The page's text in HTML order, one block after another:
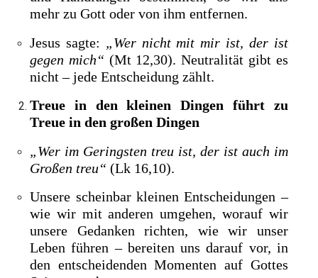
mehr zu Gott oder von ihm entfernen.
Jesus sagte: „Wer nicht mit mir ist, der ist
gegen mich“ (Mt 12,30). Neutralität gibt es
nicht – jede Entscheidung zählt.
Treue in den kleinen Dingen führt zu
Treue in den großen Dingen
„Wer im Geringsten treu ist, der ist auch im
Großen treu“ (Lk 16,10).
Unsere scheinbar kleinen Entscheidungen –
wie wir mit anderen umgehen, worauf wir
unsere Gedanken richten, wie wir unser
Leben führen – bereiten uns darauf vor, in
den entscheidenden Momenten auf Gottes